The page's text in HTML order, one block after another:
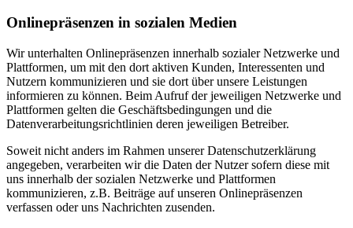
Onlinepräsenzen in sozialen Medien
Wir unterhalten Onlinepräsenzen innerhalb sozialer Netzwerke und
Plattformen, um mit den dort aktiven Kunden, Interessenten und
Nutzern kommunizieren und sie dort über unsere Leistungen
informieren zu können. Beim Aufruf der jeweiligen Netzwerke und
Plattformen gelten die Geschäftsbedingungen und die
Datenverarbeitungsrichtlinien deren jeweiligen Betreiber.
Soweit nicht anders im Rahmen unserer Datenschutzerklärung
angegeben, verarbeiten wir die Daten der Nutzer sofern diese mit
uns innerhalb der sozialen Netzwerke und Plattformen
kommunizieren, z.B. Beiträge auf unseren Onlinepräsenzen
verfassen oder uns Nachrichten zusenden.